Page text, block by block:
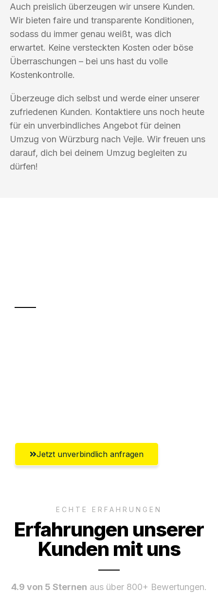
Auch preislich überzeugen wir unsere Kunden.
Wir bieten faire und transparente Konditionen,
sodass du immer genau weißt, was dich
erwartet. Keine versteckten Kosten oder böse
Überraschungen – bei uns hast du volle
Kostenkontrolle.
Überzeuge dich selbst und werde einer unserer
zufriedenen Kunden. Kontaktiere uns noch heute
für ein unverbindliches Angebot für deinen
Umzug von Würzburg nach Vejle. Wir freuen uns
darauf, dich bei deinem Umzug begleiten zu
dürfen!
Jetzt unverbindlich anfragen
ECHTE ERFAHRUNGEN
Erfahrungen unserer
Kunden mit uns
4.9 von 5 Sternen aus über 800+ Bewertungen.